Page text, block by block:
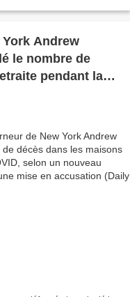
Andrew
le nombre de
pendant la
un nouveau
d'une